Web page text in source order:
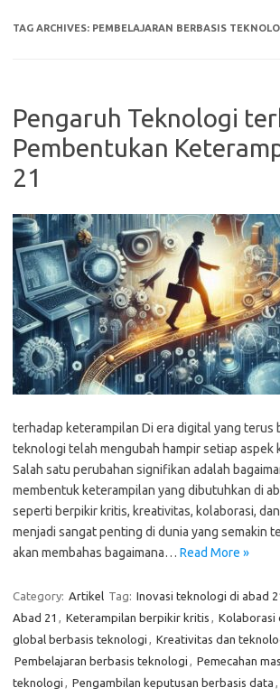
TAG ARCHIVES: PEMBELAJARAN BERBASIS
Pengaruh Teknologi
Pembentukan
21
terhadap keterampilan Di era digital yang terus
teknologi telah mengubah hampir setiap aspek
Salah satu perubahan signifikan adalah
membentuk keterampilan yang dibutuhkan di
seperti berpikir kritis, kreativitas, kolaborasi,
menjadi sangat penting di dunia yang semakin
akan membahas bagaimana… Read More »
Category: Artikel Tag: Inovasi teknologi di abad
Abad 21 , Keterampilan berpikir kritis , Kolaborasi
global berbasis teknologi , Kreativitas dan
Pembelajaran berbasis teknologi , Pemecahan
teknologi , Pengambilan keputusan berbasis data ,